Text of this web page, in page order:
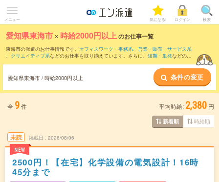
メニュー 気になる! ログイン 検索
愛知県東海市 × 時給2000円以上のお仕事一覧
東海市の派遣のお仕事情報です。 オフィスワーク・事務系、 営業・販売・サービス系
、 クリエイティブ系などのお仕事を取り揃えています。さらに、 短期 ・ 単発などの期
愛知県東海市 / 時給2000円以上 条件の変更
全 9件 平均時給: 2,380 円
新着順 時給順
未読
NEW
掲載日 2026/08/06
2500円！【在宅】化学設備の電気設計！16時
45分まで